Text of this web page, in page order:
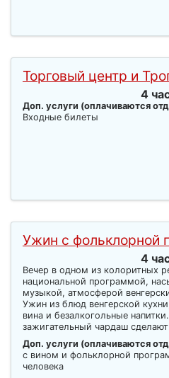
Торговый центр и
4
Доп. услуги (оплачиваются
Входные билеты
Ужин с фольклорной
4
Вечер в одном из колоритных
национальной программой,
музыкой, атмосферой
Ужин из блюд венгерской
вина и безалкогольные
зажигательный чардаш сделают
Доп. услуги (оплачиваются
с вином и фольклорной
человека